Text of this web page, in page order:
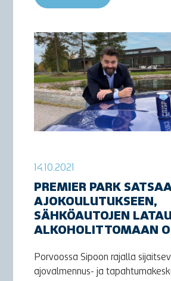
14.10.2021
PREMIER PARK
AJOKOULUTUKSEEN,
SÄHKÖAUTOJEN
ALKOHOLITTOMAAN
Porvoossa Sipoon rajalla
ajovalmennus- ja